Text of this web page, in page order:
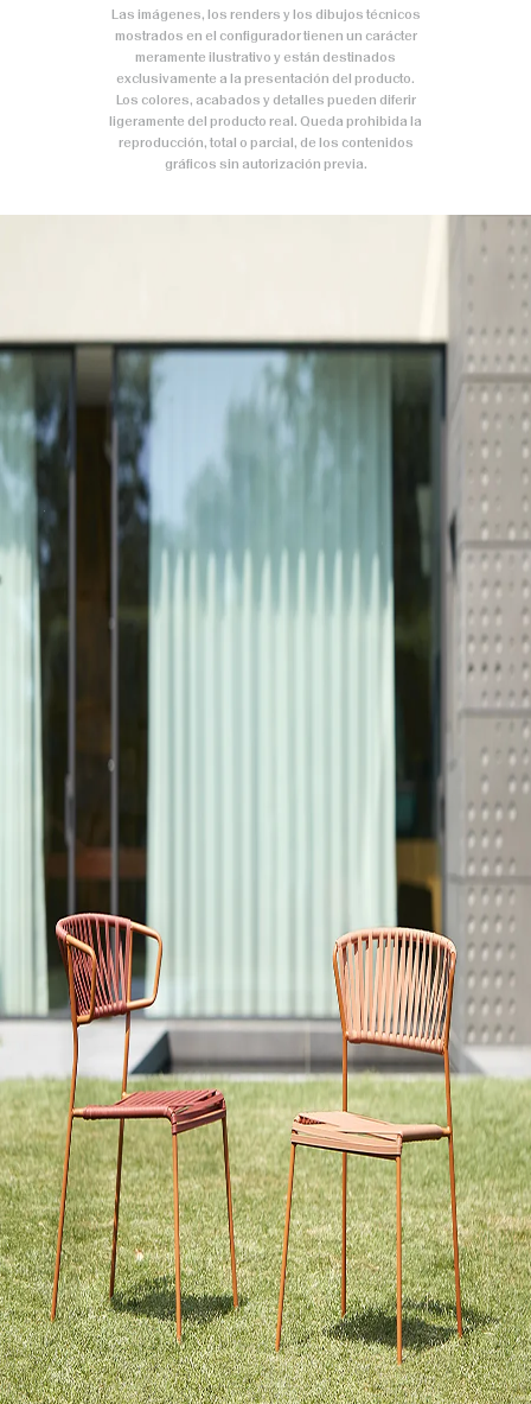
Las imágenes, los renders y los dibujos técnicos
mostrados en el configurador tienen un carácter
meramente ilustrativo y están destinados
exclusivamente a la presentación del producto.
Los colores, acabados y detalles pueden diferir
ligeramente del producto real. Queda prohibida la
reproducción, total o parcial, de los contenidos
gráficos sin autorización previa.